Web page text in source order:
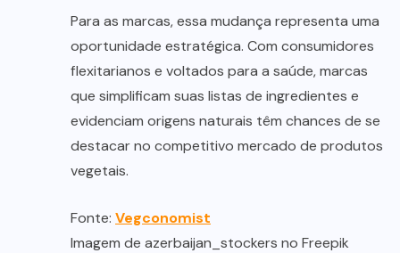
Para as marcas, essa mudança representa uma
oportunidade estratégica. Com consumidores
flexitarianos e voltados para a saúde, marcas
que simplificam suas listas de ingredientes e
evidenciam origens naturais têm chances de se
destacar no competitivo mercado de produtos
vegetais.
Fonte: Vegconomist
Imagem de azerbaijan_stockers no Freepik